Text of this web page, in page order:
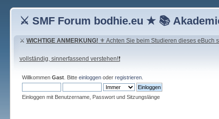
⚔ SMF Forum bodhie.eu ★ 📚
⚔ WICHTIGE ANMERKUNG! ⚜ Achten Sie beim Studieren dieses eBuch
vollständig, sinnerfassend verstehen!❗
Willkommen Gast. Bitte einloggenoder registrieren.
Einloggen mit Benutzername, Passwort und Sitzungslänge